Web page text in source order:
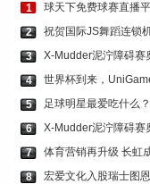
1
球天下免费球赛直播
2
祝贺国际JS舞蹈连锁
3
X-Mudder泥泞障碍赛
4
世界杯到来，
5
足球明星最爱吃什么
6
X-Mudder泥泞障碍赛
7
体育营销再升级 长虹
8
宏爱文化入股瑞士图